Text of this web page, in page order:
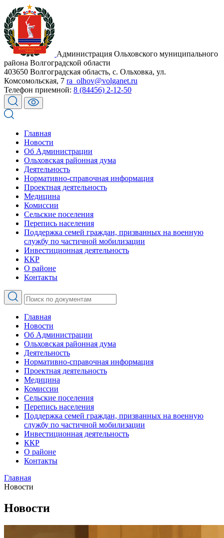
Администрация Ольховского муниципального
района Волгоградской области
403650 Волгоградская область, с. Ольховка, ул.
Комсомольская, 7 ra_olhov@volganet.ru
Телефон приемной: 8 (84456) 2-12-50
Главная
Новости
Об Администрации
Ольховская районная дума
Деятельность
Нормативно-справочная информация
Проектная деятельность
Медицина
Комиссии
Сельские поселения
Перепись населения
Поддержка семей граждан, призванных на военную
службу по частичной мобилизации
Инвестиционная деятельность
ККР
О районе
Контакты
Главная
Новости
Об Администрации
Ольховская районная дума
Деятельность
Нормативно-справочная информация
Проектная деятельность
Медицина
Комиссии
Сельские поселения
Перепись населения
Поддержка семей граждан, призванных на военную
службу по частичной мобилизации
Инвестиционная деятельность
ККР
О районе
Контакты
Главная
Новости
Новости